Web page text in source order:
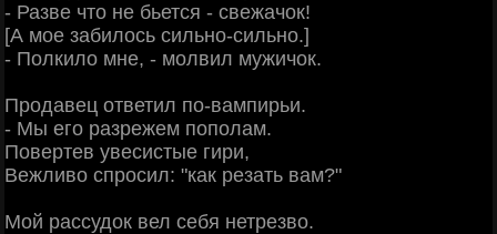
- Разве что не бьется - свежачок!
[А мое забилось сильно-сильно.]
- Полкило мне, - молвил мужичок.
Продавец ответил по-вампирьи.
- Мы его разрежем пополам.
Повертев увесистые гири,
Вежливо спросил: "как резать вам?"
Мой рассудок вел себя нетрезво.